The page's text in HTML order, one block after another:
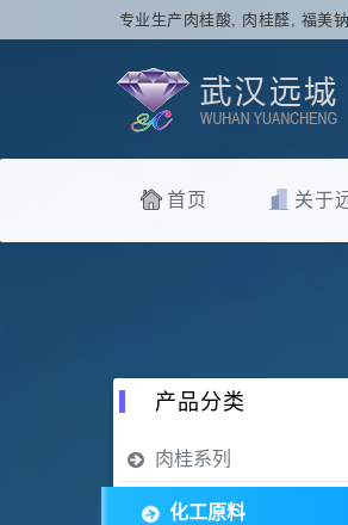
专业生产肉桂酸, 肉桂醛, 福美
首页 关于
产品分类
肉桂系列
化工原料